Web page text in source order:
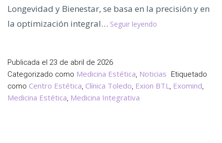
Longevidad y Bienestar, se basa en la precisión y en
la optimización integral… Seguir leyendo
Nuevo
Estándar
Publicada el 23 de abril de 2026
Categorizado como Medicina Estética, Noticias Etiquetado
como Centro Estética, Clínica Toledo, Exion BTL, Exomind,
Medicina Estética, Medicina Integrativa